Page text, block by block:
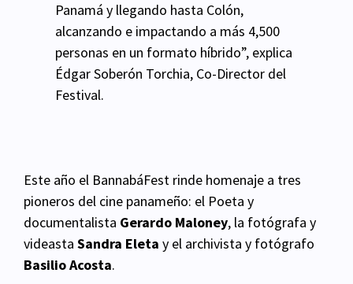
Panamá y llegando hasta Colón,
alcanzando e impactando a más 4,500
personas en un formato híbrido”, explica
Édgar Soberón Torchia, Co-Director del
Festival.
Este año el BannabáFest rinde homenaje a tres
pioneros del cine panameño: el Poeta y
documentalista Gerardo Maloney, la fotógrafa y
videasta Sandra Eleta y el archivista y fotógrafo
Basilio Acosta.